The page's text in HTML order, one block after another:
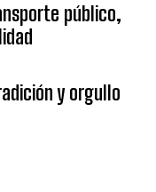
público,
y orgullo